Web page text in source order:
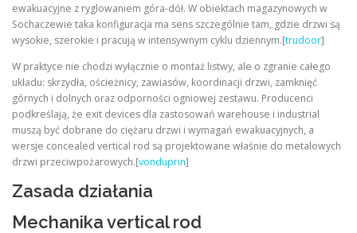
ewakuacyjne z ryglowaniem góra-dół. W obiektach magazynowych w
Sochaczewie taka konfiguracja ma sens szczególnie tam, gdzie drzwi są
wysokie, szerokie i pracują w intensywnym cyklu dziennym.[trudoor]
W praktyce nie chodzi wyłącznie o montaż listwy, ale o zgranie całego
układu: skrzydła, ościeżnicy, zawiasów, koordinacji drzwi, zamknięć
górnych i dolnych oraz odporności ogniowej zestawu. Producenci
podkreślają, że exit devices dla zastosowań warehouse i industrial
muszą być dobrane do ciężaru drzwi i wymagań ewakuacyjnych, a
wersje concealed vertical rod są projektowane właśnie do metalowych
drzwi przeciwpożarowych.[vonduprin]
Zasada działania
Mechanika vertical rod